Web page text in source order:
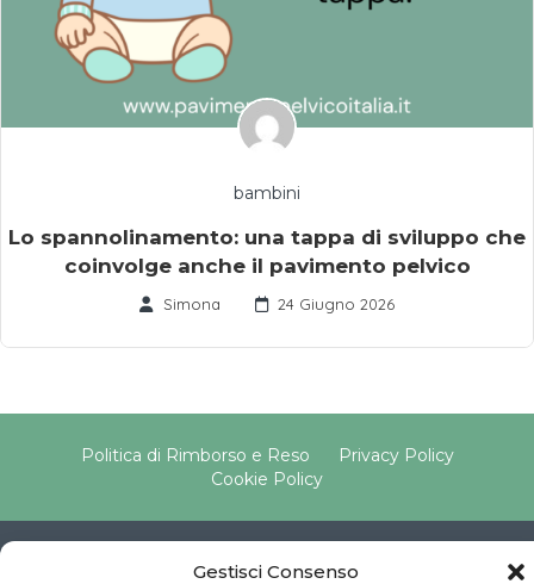
Gestisci Consenso
bambini
Lo spannolinamento: una tappa di sviluppo che
coinvolge anche il pavimento pelvico
Simona 24 Giugno 2026
Politica di Rimborso e Reso
Privacy Policy
Cookie Policy
Copyright © 2025 Pavimento Pelvico Italia beAPPI srl |